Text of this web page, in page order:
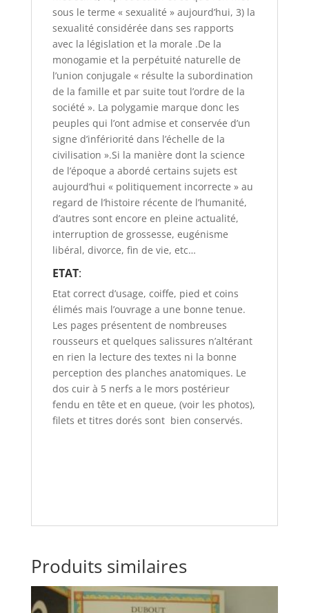
sous le terme « sexualité » aujourd’hui, 3) la
sexualité considérée dans ses rapports
avec la législation et la morale .De la
monogamie et la perpétuité naturelle de
l’union conjugale « résulte la subordination
de la famille et par suite tout l’ordre de la
société ». La polygamie marque donc les
peuples qui l’ont admise et conservée d’un
signe d’infériorité dans l’échelle de la
civilisation ».Si la manière dont la science
de l’époque a abordé certains sujets est
aujourd’hui « politiquement incorrecte » au
regard de l’histoire récente de l’humanité,
d’autres sont encore en pleine actualité,
interruption de grossesse, eugénisme
libéral, divorce, fin de vie, etc…
ETAT:
Etat correct d’usage, coiffe, pied et coins
élimés mais l’ouvrage a une bonne tenue.
Les pages présentent de nombreuses
rousseurs et quelques salissures n’altérant
en rien la lecture des textes ni la bonne
perception des planches anatomiques. Le
dos cuir à 5 nerfs a le mors postérieur
fendu en tête et en queue, (voir les photos),
filets et titres dorés sont bien conservés.
Produits similaires